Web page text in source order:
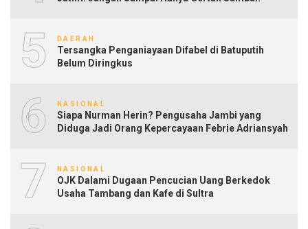
5 DAERAH
Tersangka Penganiayaan Difabel di Batuputih
Belum Diringkus
6 NASIONAL
Siapa Nurman Herin? Pengusaha Jambi yang
Diduga Jadi Orang Kepercayaan Febrie Adriansyah
7 NASIONAL
OJK Dalami Dugaan Pencucian Uang Berkedok
Usaha Tambang dan Kafe di Sultra